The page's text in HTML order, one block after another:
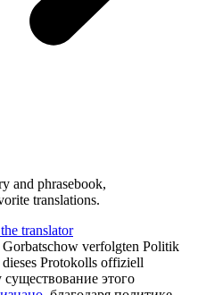
and phrasebook,
translations.
verfolgten Politik
Protokolls offiziell
этого